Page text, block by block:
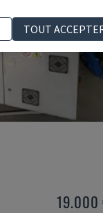
19.000
TOUT